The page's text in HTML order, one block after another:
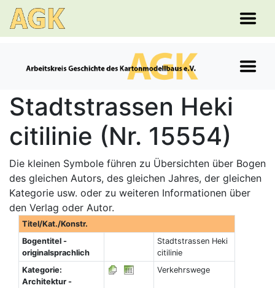
Stadtstrassen Heki
citilinie (Nr. 15554)
Die kleinen Symbole führen zu Übersichten über Bogen
des gleichen Autors, des gleichen Jahres, der gleichen
Kategorie usw. oder zu weiteren Informationen über
den Verlag oder Autor.
Titel/Kat./Konstr.
Bogentitel -
originalsprachlich
Stadtstrassen Heki
citilinie
Kategorie:
Architektur -
Verkehrswege